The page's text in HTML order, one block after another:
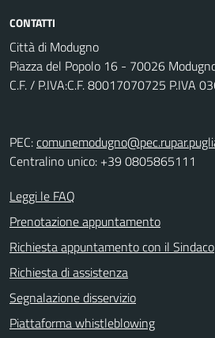
CONTATTI
Città di Modugno
Piazza del Popolo 16 - 70026
C.F. / P.IVA:C.F. 80017070725 P.IVA
PEC:
Centralino unico: +39 0805865111
Leggi le FAQ
Prenotazione appuntamento
Richiesta appuntamento con il Sindaco
Richiesta di assistenza
Segnalazione disservizio
Piattaforma whistleblowing